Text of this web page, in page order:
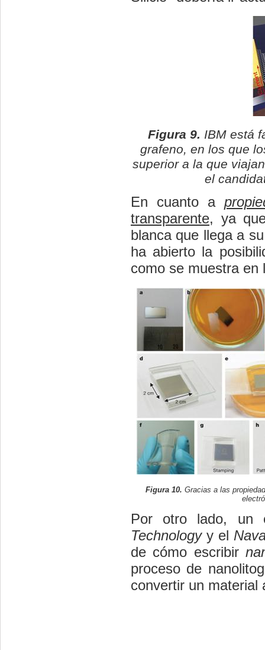
Figura 9. IBM está
grafeno, en los que
superior a la que
el
En cuanto a
transparente, ya
blanca que llega a
ha abierto la
como se muestra en
Figura 10. Gracias a las
Por otro lado, un
Technologyy el
de cómo escribir
proceso de
convertir un material